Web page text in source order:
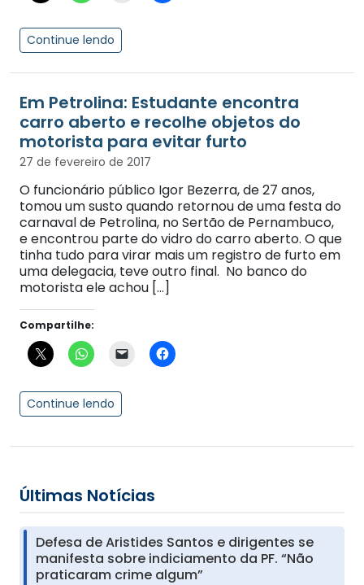
Continue lendo
Em Petrolina: Estudante encontra
carro aberto e recolhe objetos do
motorista para evitar furto
27 de fevereiro de 2017
O funcionário público Igor Bezerra, de 27 anos,
tomou um susto quando retornou de uma festa do
carnaval de Petrolina, no Sertão de Pernambuco,
e encontrou parte do vidro do carro aberto. O que
tinha tudo para virar mais um registro de furto em
uma delegacia, teve outro final. No banco do
motorista ele achou […]
Compartilhe:
Continue lendo
Últimas Notícias
Defesa de Aristides Santos e dirigentes se
manifesta sobre indiciamento da PF. “Não
praticaram crime algum”